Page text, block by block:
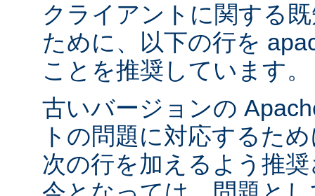
クライアントに関する
ために、以下の行を
ことを推奨しています。
古いバージョンの
トの問題に対応するた
次の行を加えるよう推